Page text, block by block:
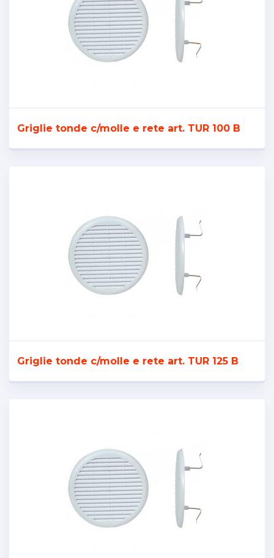
Griglie tonde c/molle e rete art. TUR 100 B
Griglie tonde c/molle e rete art. TUR 125 B